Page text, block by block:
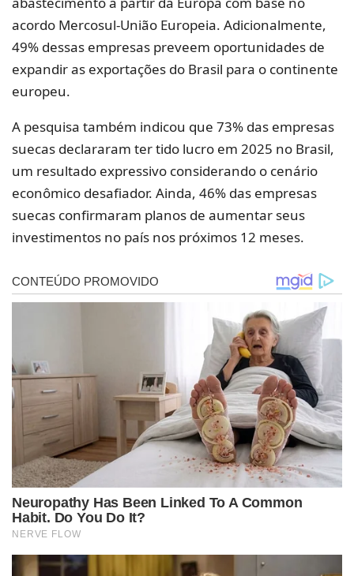
acordo Mercosul-União Europeia. Adicionalmente,
49% dessas empresas preveem oportunidades de
expandir as exportações do Brasil para o continente
europeu.
A pesquisa também indicou que 73% das empresas
suecas declararam ter tido lucro em 2025 no Brasil,
um resultado expressivo considerando o cenário
econômico desafiador. Ainda, 46% das empresas
suecas confirmaram planos de aumentar seus
investimentos no país nos próximos 12 meses.